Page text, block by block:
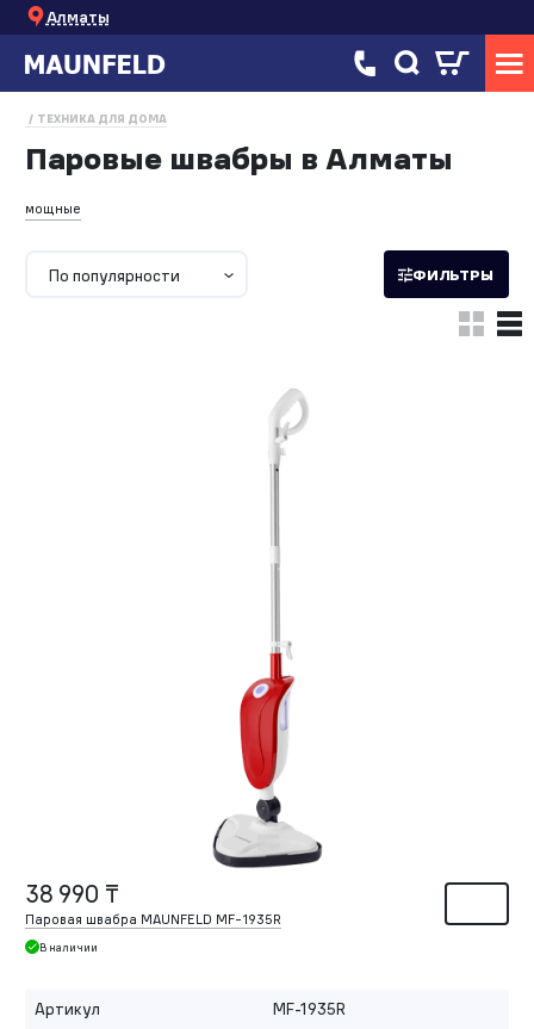
Алматы
ТЕХНИКА ДЛЯ ДОМА
Паровые швабры в Алматы
мощные
По популярности ФИЛЬТРЫ
38 990 ₸
Паровая швабра MAUNFELD MF-1935R
В наличии
Артикул
MF-1935R